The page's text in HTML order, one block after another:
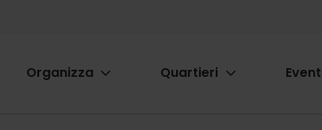
Main
Organizza Quartieri